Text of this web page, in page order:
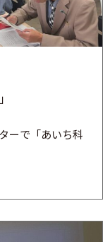
ーで「あいち科